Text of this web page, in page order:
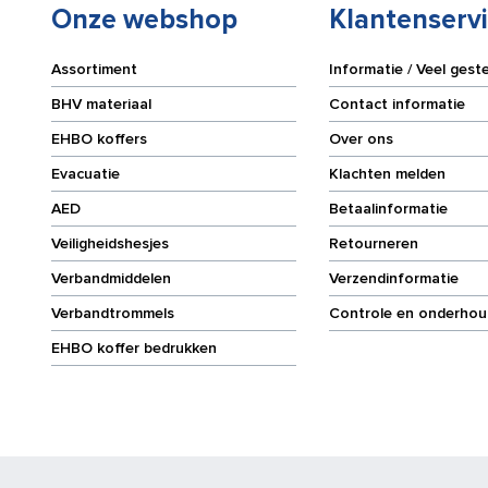
Onze webshop
Assortiment
BHV materiaal
EHBO koffers
Evacuatie
AED
Veiligheidshesjes
Verbandmiddelen
Verbandtrommels
EHBO koffer bedrukken
Informatie / Veel
Contact informatie
Over ons
Klachten melden
Betaalinformatie
Retourneren
Verzendinformatie
Controle en